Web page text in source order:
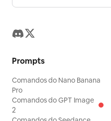
Prompts
Comandos do Nano Banana
Pro
Comandos do GPT Image
2